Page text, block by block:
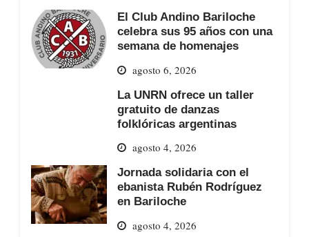
El Club Andino Bariloche
celebra sus 95 años con una
semana de homenajes
agosto 6, 2026
La UNRN ofrece un taller
gratuito de danzas
folklóricas argentinas
agosto 4, 2026
Jornada solidaria con el
ebanista Rubén Rodríguez
en Bariloche
agosto 4, 2026